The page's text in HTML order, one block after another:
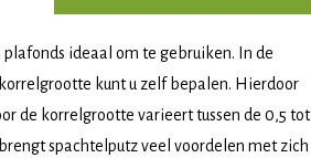
ideaal om te gebruiken. In de
kunt u zelf bepalen. Hierdoor
de korrelgrootte varieert tussen de 0,5 tot
spachtelputz veel voordelen met zich